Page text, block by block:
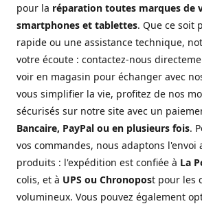
pour la réparation toutes marques de
smartphones et tablettes. Que ce soit
rapide ou une assistance technique,
votre écoute : contactez-nous
voir en magasin pour échanger avec
vous simplifier la vie, profitez de nos
sécurisés sur notre site avec un
Bancaire, PayPal ou en plusieurs fois.
vos commandes, nous adaptons l'envoi
produits : l'expédition est confiée à La
colis, et à UPS ou Chronopost pour les
volumineux. Vous pouvez également